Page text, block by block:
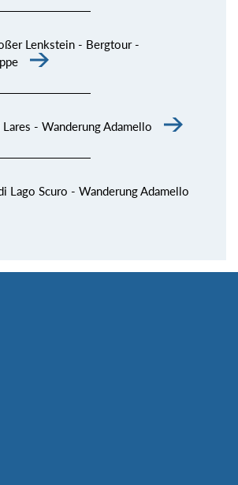
Lenkstein - Bergtour -
- Wanderung Adamello
Lago Scuro - Wanderung Adamello